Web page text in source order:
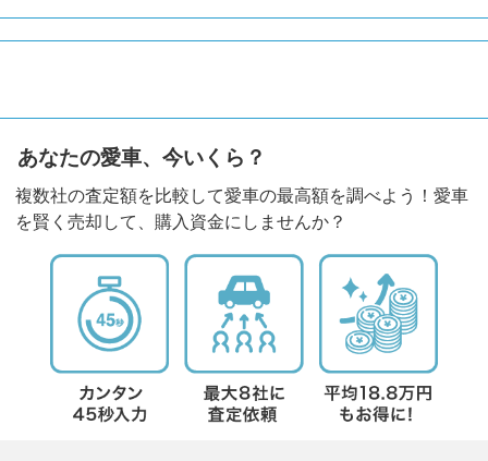
あなたの愛車、今いくら？
複数社の査定額を比較して愛車の最高額を調べよう！愛車
を賢く売却して、購入資金にしませんか？